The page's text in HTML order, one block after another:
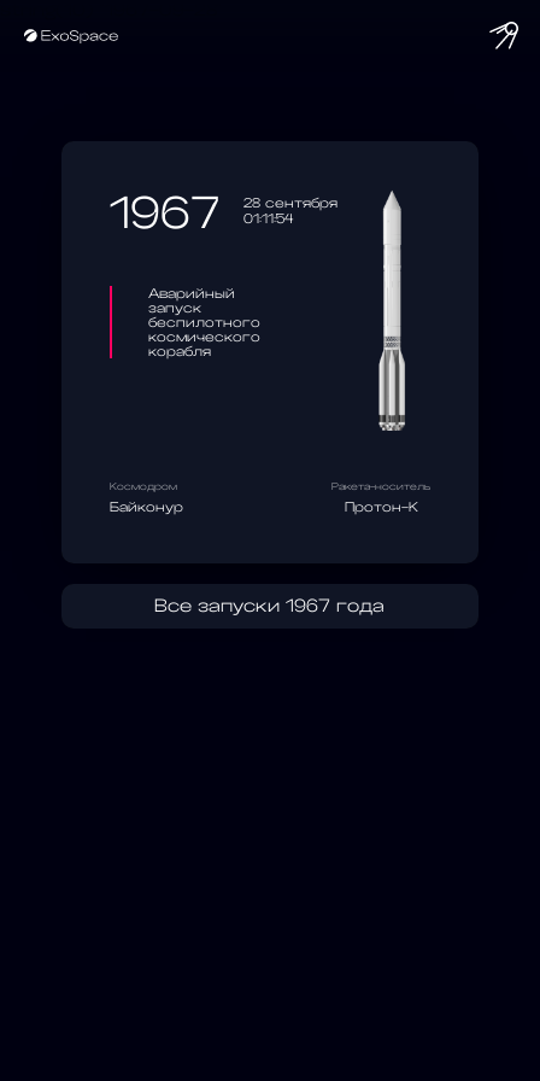
1967
28 сентября
01:11:54
Аварийный
запуск
беспилотного
космического
корабля
Космодром
Байконур
Ракета-носитель
Протон-К
Все запуски 1967 года